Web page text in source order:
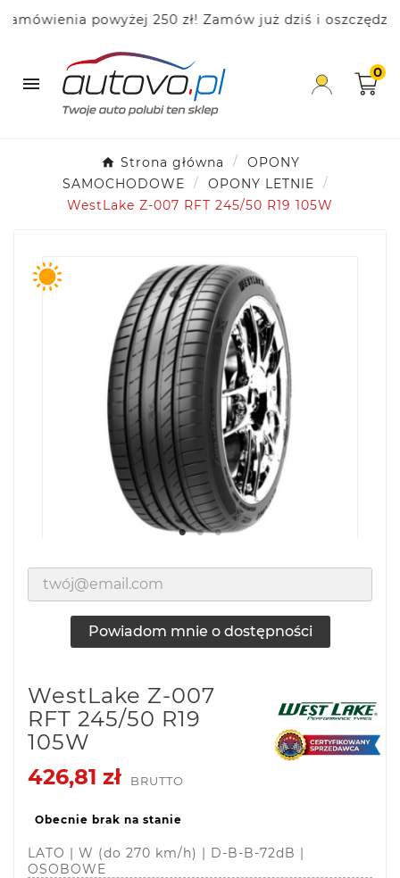
powyżej 250 zł! Zamów już dziś i oszczędzaj!

0
Strona główna
OPONY
SAMOCHODOWE
OPONY LETNIE
WestLake Z-007 RFT 245/50 R19 105W
Powiadom mnie o dostępności
WestLake Z-007
RFT 245/50 R19
105W
426,81 zł
BRUTTO
Obecnie brak na stanie
LATO | W (do 270 km/h) | D-B-B-72dB |
OSOBOWE